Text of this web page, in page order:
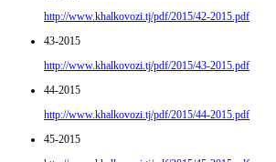
http://www.khalkovozi.tj/pdf/2015/42-2015.pdf
43-2015
http://www.khalkovozi.tj/pdf/2015/43-2015.pdf
44-2015
http://www.khalkovozi.tj/pdf/2015/44-2015.pdf
45-2015